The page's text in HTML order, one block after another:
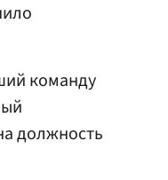
команду
должность